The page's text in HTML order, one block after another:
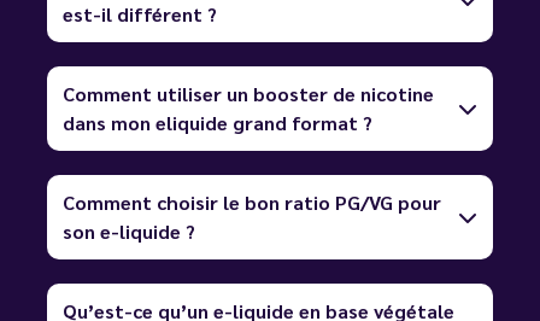
est-il différent ?
Comment utiliser un booster de nicotine
dans mon eliquide grand format ?
Comment choisir le bon ratio PG/VG pour
son e-liquide ?
Qu’est-ce qu’un e-liquide en base végétale